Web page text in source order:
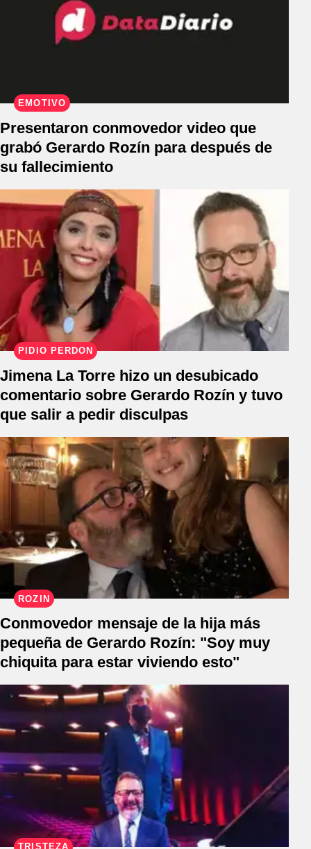
EMOTIVO
Presentaron conmovedor video que
grabó Gerardo Rozín para después de
su fallecimiento
PIDIÓ PERDÓN
Jimena La Torre hizo un desubicado
comentario sobre Gerardo Rozín y tuvo
que salir a pedir disculpas
ROZÍN
Conmovedor mensaje de la hija más
pequeña de Gerardo Rozín: "Soy muy
chiquita para estar viviendo esto"
TRISTEZA